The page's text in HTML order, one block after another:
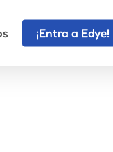
¡Entra a Edye!